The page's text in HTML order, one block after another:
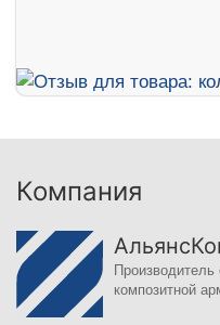
Компания
Производитель
композитной